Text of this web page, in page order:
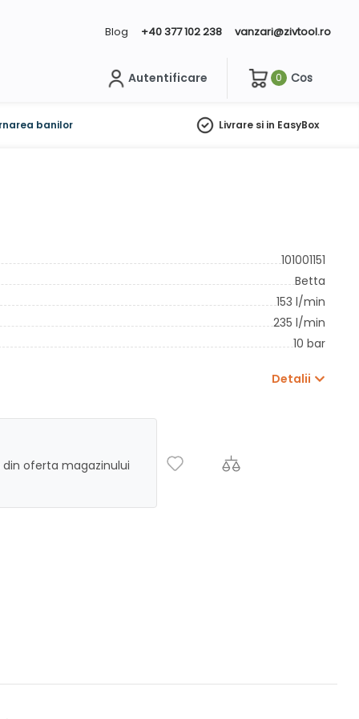
Blog +40 377 102 238 vanzari@zivtool.ro
Autentificare 0 Cos
banilor Livrare si in EasyBox
101001151
Betta
153 l/min
235 l/min
10 bar
Detalii
oferta magazinului